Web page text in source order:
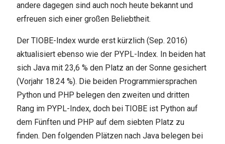
andere dagegen sind auch noch heute bekannt und
erfreuen sich einer großen Beliebtheit.
Der TIOBE-Index wurde erst kürzlich (Sep. 2016)
aktualisiert ebenso wie der PYPL-Index. In beiden hat
sich Java mit 23,6 % den Platz an der Sonne gesichert
(Vorjahr 18.24 %). Die beiden Programmiersprachen
Python und PHP belegen den zweiten und dritten
Rang im PYPL-Index, doch bei TIOBE ist Python auf
dem Fünften und PHP auf dem siebten Platz zu
finden. Den folgenden Plätzen nach Java belegen bei